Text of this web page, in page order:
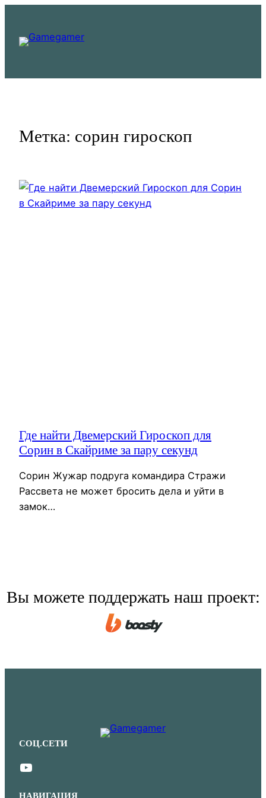
содержимому
Метка: сорин гироскоп
Где найти Двемерский Гироскоп для
Сорин в Скайриме за пару секунд
Сорин Жужар подруга командира Стражи
Рассвета не может бросить дела и уйти в
замок…
Вы можете поддержать наш проект:
СОЦ.СЕТИ
YouTube
НАВИГАЦИЯ